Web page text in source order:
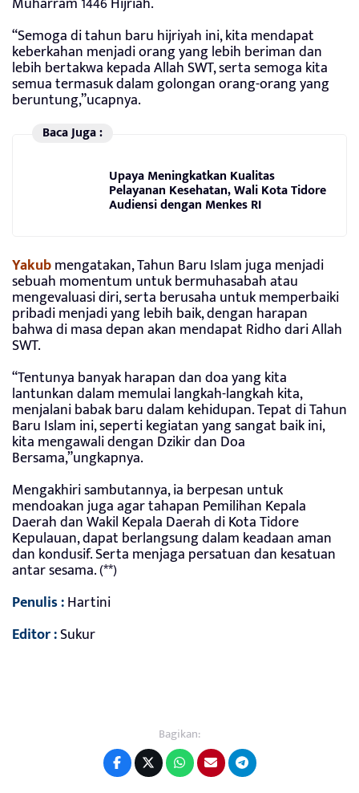
“Semoga di tahun baru hijriyah ini, kita mendapat
keberkahan menjadi orang yang lebih beriman dan
lebih bertakwa kepada Allah SWT, serta semoga kita
semua termasuk dalam golongan orang-orang yang
beruntung,”ucapnya.
Baca Juga :
Upaya Meningkatkan Kualitas
Pelayanan Kesehatan, Wali Kota Tidore
Audiensi dengan Menkes RI
Yakubmengatakan, Tahun Baru Islam juga menjadi
sebuah momentum untuk bermuhasabah atau
mengevaluasi diri, serta berusaha untuk memperbaiki
pribadi menjadi yang lebih baik, dengan harapan
bahwa di masa depan akan mendapat Ridho dari Allah
SWT.
“Tentunya banyak harapan dan doa yang kita
lantunkan dalam memulai langkah-langkah kita,
menjalani babak baru dalam kehidupan. Tepat di Tahun
Baru Islam ini, seperti kegiatan yang sangat baik ini,
kita mengawali dengan Dzikir dan Doa
Bersama,”ungkapnya.
Mengakhiri sambutannya, ia berpesan untuk
mendoakan juga agar tahapan Pemilihan Kepala
Daerah dan Wakil Kepala Daerah di Kota Tidore
Kepulauan, dapat berlangsung dalam keadaan aman
dan kondusif. Serta menjaga persatuan dan kesatuan
antar sesama. (**)
Penulis :Hartini
Editor :Sukur
Bagikan: